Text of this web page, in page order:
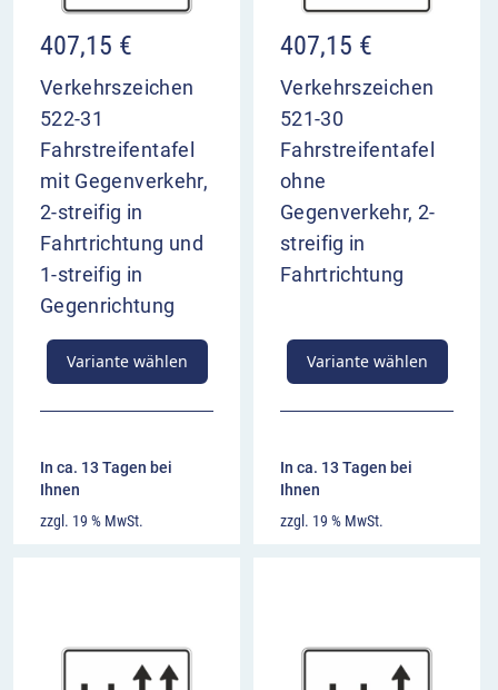
407,15 €
Verkehrszeichen
522-31
Fahrstreifentafel
mit Gegenverkehr,
2-streifig in
Fahrtrichtung und
1-streifig in
Gegenrichtung
Variante wählen
In ca. 13 Tagen bei
Ihnen
zzgl. 19 % MwSt.
407,15 €
Verkehrszeichen
521-30
Fahrstreifentafel
ohne
Gegenverkehr, 2-
streifig in
Fahrtrichtung
Variante wählen
In ca. 13 Tagen bei
Ihnen
zzgl. 19 % MwSt.